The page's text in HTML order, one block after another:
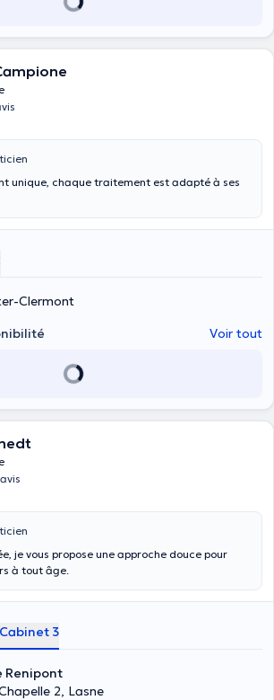
unique, chaque traitement est adapté à ses
Clermont
Voir tout
je vous propose une approche douce pour
à tout âge.
Cabinet 3
Renipont
2, Lasne